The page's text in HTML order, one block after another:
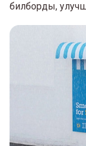
билборды,